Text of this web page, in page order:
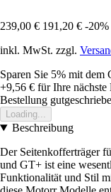
239,00 € 191,20 € -20%
inkl. MwSt. zzgl.
Sparen Sie 5% mit dem
+9,56 € für Ihre nächste
Bestellung
Loading...
Beschreibung
Der Seitenkofferträger
und GT+ ist eine
Funktionalität und Stil